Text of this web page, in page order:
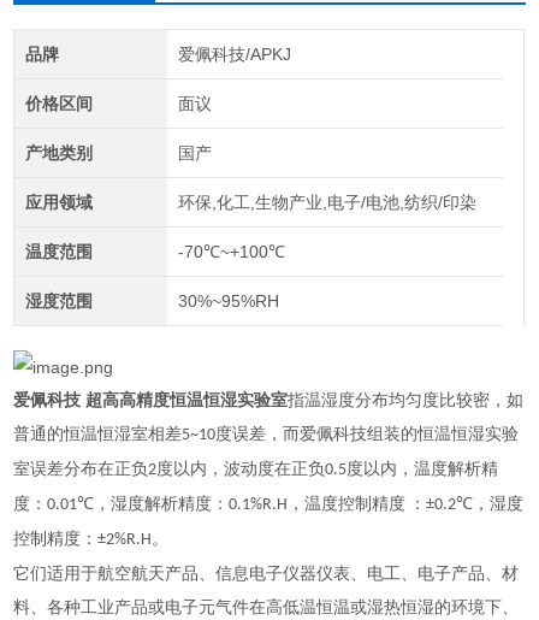
品牌 爱佩科技/APKJ
价格区间 面议
产地类别 国产
应用领域 环保,化工,生物产业,电子/电池,纺织/印染
温度范围 -70℃~+100℃
湿度范围 30%~95%RH
爱佩科技 超高高精度恒温恒湿实验室指温湿度分布均匀度比较密，如
普通的恒温恒湿室相差5~10度误差，而爱佩科技组装的恒温恒湿实验
室误差分布在正负2度以内，波动度在正负0.5度以内，温度解析精
度：0.01℃ ，湿度解析精度：0.1%R.H ，温度控制精度 ：±0.2℃ ，湿度
控制精度：±2%R.H。
它们适用于航空航天产品、信息电子仪器仪表、电工、电子产品、材
料、各种工业产品或电子元气件在高低温恒温或湿热恒湿的环境下、